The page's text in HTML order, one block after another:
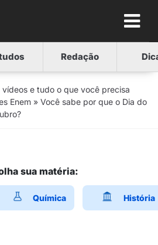
Redação
vídeos e tudo o que você precisa
Enem » Você sabe por que o Dia do
sua matéria:
Química História